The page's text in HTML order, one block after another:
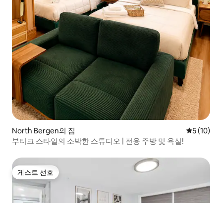
North Bergen의 집 평점 5점
5 (10)
부티크 스타일의 소박한 스튜디오 | 전용 주방 및 욕실!
게스트 선호
게스트 선호